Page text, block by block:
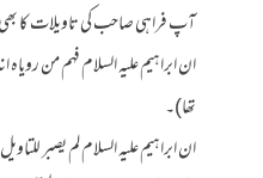
آپ فراہی صاحب کی تاویلات کا
ان ابراہیم علیہ السلام فہم من رویاہ
تھا)۔
ان ابراہیم علیہ السلام لم یصبر